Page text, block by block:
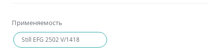
Применяемость
Still EFG 2502 V/1418